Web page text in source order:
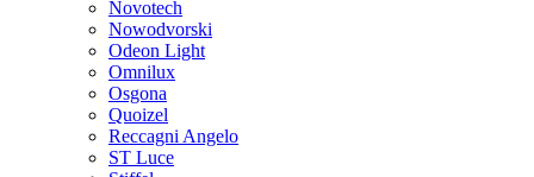
Novotech
Nowodvorski
Odeon Light
Omnilux
Osgona
Quoizel
Reccagni Angelo
ST Luce